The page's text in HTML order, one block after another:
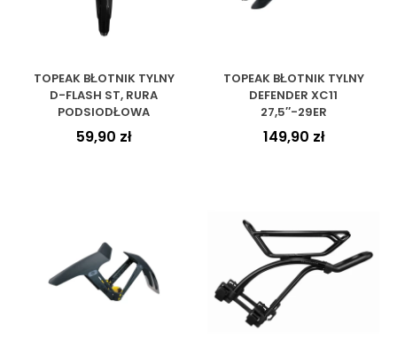
TOPEAK BŁOTNIK TYLNY
D-FLASH ST, RURA
PODSIODŁOWA
59,90 zł
TOPEAK BŁOTNIK TYLNY
DEFENDER XC11
27,5″-29ER
149,90 zł